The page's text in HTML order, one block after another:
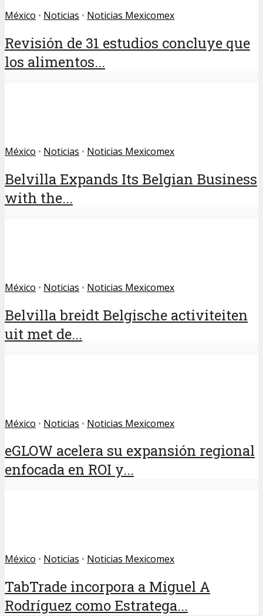
México • Noticias • Noticias Mexicomex
Revisión de 31 estudios concluye que
los alimentos...
México • Noticias • Noticias Mexicomex
Belvilla Expands Its Belgian Business
with the...
México • Noticias • Noticias Mexicomex
Belvilla breidt Belgische activiteiten
uit met de...
México • Noticias • Noticias Mexicomex
eGLOW acelera su expansión regional
enfocada en ROI y...
México • Noticias • Noticias Mexicomex
TabTrade incorpora a Miguel A
Rodríguez como Estratega...